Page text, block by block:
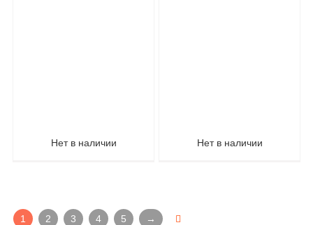
Нет в наличии Нет в наличии
1 2 3 4 5 →